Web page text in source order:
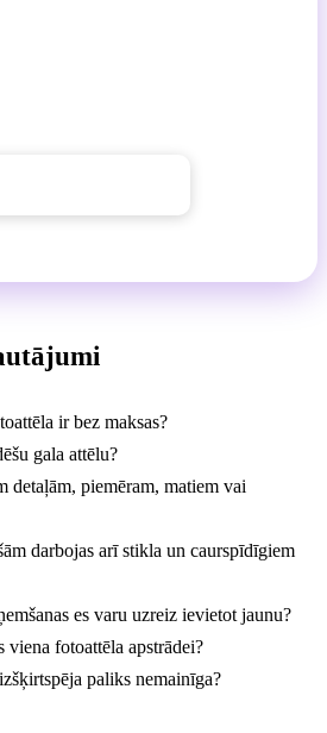
ir bez maksas?
gala attēlu?
detaļām, piemēram, matiem vai
darbojas arī stikla un caurspīdīgiem
es varu uzreiz ievietot jaunu?
fotoattēla apstrādei?
paliks nemainīga?